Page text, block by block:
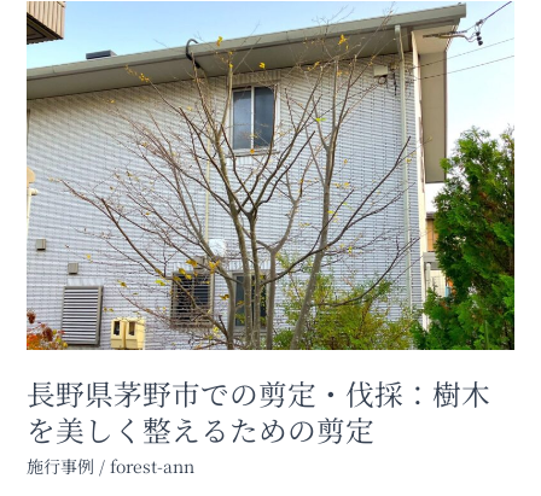
長野県茅野市での剪定・伐採：樹木
を美しく整えるための剪定
施行事例 / forest-ann
長
野
県
茅
野
市
で
の
剪
定・
伐
採：
樹
を
美
し
く